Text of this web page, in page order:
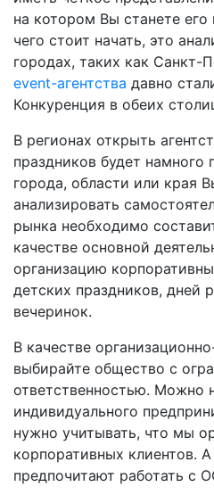
на котором Вы станете его
чего стоит начать, это
городах, таких как Санкт-
event-агентства давно
Конкуренция в обеих
В регионах открыть
праздников будет
города, области или края
анализировать
рынка необходимо
качестве основной
организацию
детских праздников, дней
вечеринок.
В качестве
выбирайте общество с
ответственностью. Можно
индивидуального
нужно учитывать, что мы
корпоративных клиентов.
предпочитают работать с